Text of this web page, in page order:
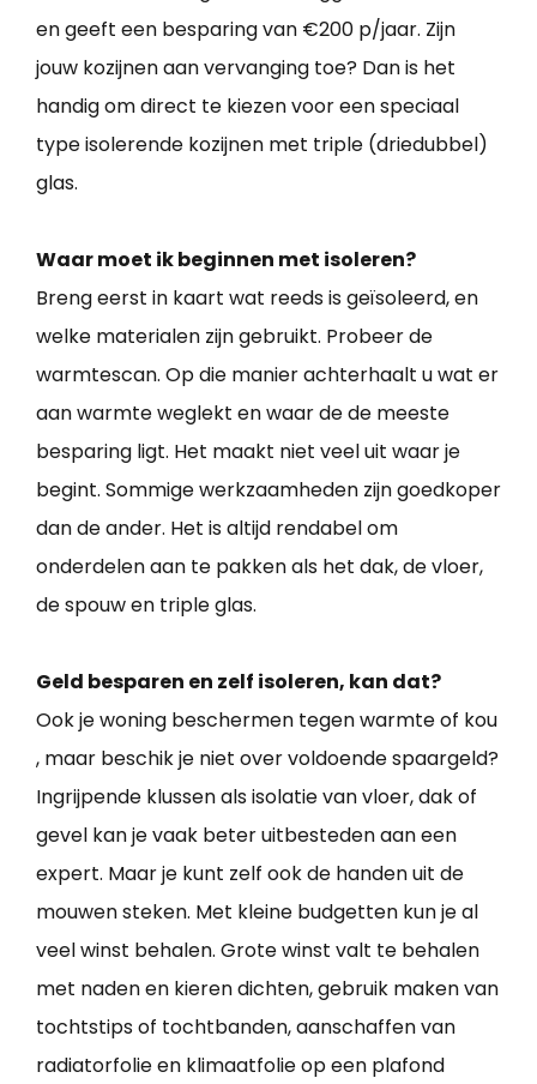
en geeft een besparing van €200 p/jaar. Zijn
jouw kozijnen aan vervanging toe? Dan is het
handig om direct te kiezen voor een speciaal
type isolerende kozijnen met triple (driedubbel)
glas.
Waar moet ik beginnen met isoleren?
Breng eerst in kaart wat reeds is geïsoleerd, en
welke materialen zijn gebruikt. Probeer de
warmtescan. Op die manier achterhaalt u wat er
aan warmte weglekt en waar de de meeste
besparing ligt. Het maakt niet veel uit waar je
begint. Sommige werkzaamheden zijn goedkoper
dan de ander. Het is altijd rendabel om
onderdelen aan te pakken als het dak, de vloer,
de spouw en triple glas.
Geld besparen en zelf isoleren, kan dat?
Ook je woning beschermen tegen warmte of kou
, maar beschik je niet over voldoende spaargeld?
Ingrijpende klussen als isolatie van vloer, dak of
gevel kan je vaak beter uitbesteden aan een
expert. Maar je kunt zelf ook de handen uit de
mouwen steken. Met kleine budgetten kun je al
veel winst behalen. Grote winst valt te behalen
met naden en kieren dichten, gebruik maken van
tochtstips of tochtbanden, aanschaffen van
radiatorfolie en klimaatfolie op een plafond